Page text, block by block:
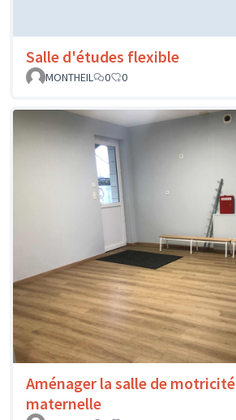
Salle d'études flexible
MONTHEIL
0 0
Aménager la salle de motricité
maternelle